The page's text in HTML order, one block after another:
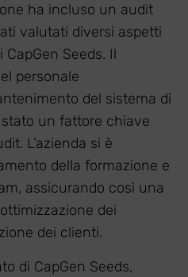
ha incluso un audit
valutati diversi aspetti
Seeds. Il
personale
del sistema di
un fattore chiave
L’azienda si è
della formazione e
assicurando così una
dei
dei clienti.
di CapGen Seeds,